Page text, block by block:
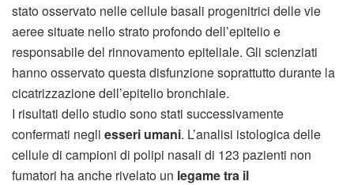
stato osservato nelle cellule basali progenitrici delle vie
aeree situate nello strato profondo dell’epitelio e
responsabile del rinnovamento epiteliale. Gli scienziati
hanno osservato questa disfunzione soprattutto durante la
cicatrizzazione dell’epitelio bronchiale.
I risultati dello studio sono stati successivamente
confermati negli esseri umani. L’analisi istologica delle
cellule di campioni di polipi nasali di 123 pazienti non
fumatori ha anche rivelato un legame tra il